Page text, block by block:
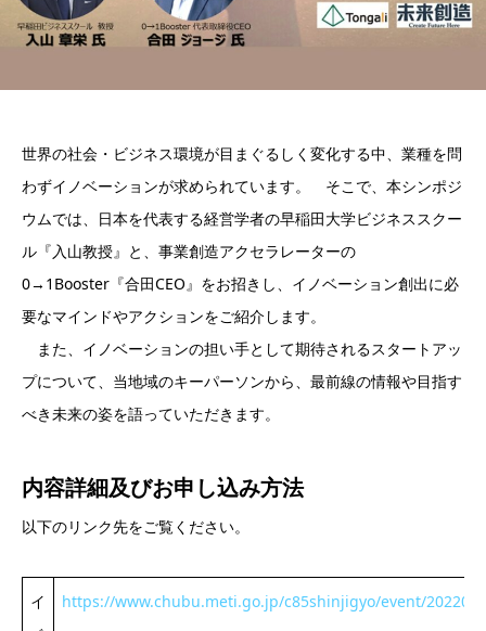
世界の社会・ビジネス環境が目まぐるしく変化する中、業種を問
わずイノベーションが求められています。 そこで、本シンポジ
ウムでは、日本を代表する経営学者の早稲田大学ビジネススクー
ル『入山教授』と、事業創造アクセラレーターの
0→1Booster『合田CEO』をお招きし、イノベーション創出に必
要なマインドやアクションをご紹介します。
また、イノベーションの担い手として期待されるスタートアッ
プについて、当地域のキーパーソンから、最前線の情報や目指す
べき未来の姿を語っていただきます。
内容詳細及びお申し込み方法
以下のリンク先をご覧ください。
イ
https://www.chubu.meti.go.jp/c85shinjigyo/event/